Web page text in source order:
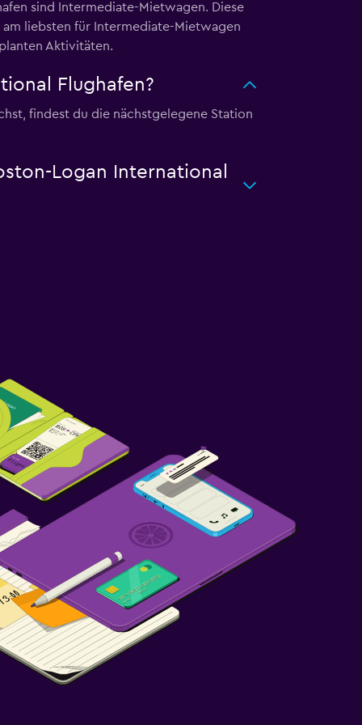
sind Intermediate-Mietwagen. Diese
liebsten für Intermediate-Mietwagen
Aktivitäten.
Flughafen?
findest du die nächstgelegene Station
Logan International